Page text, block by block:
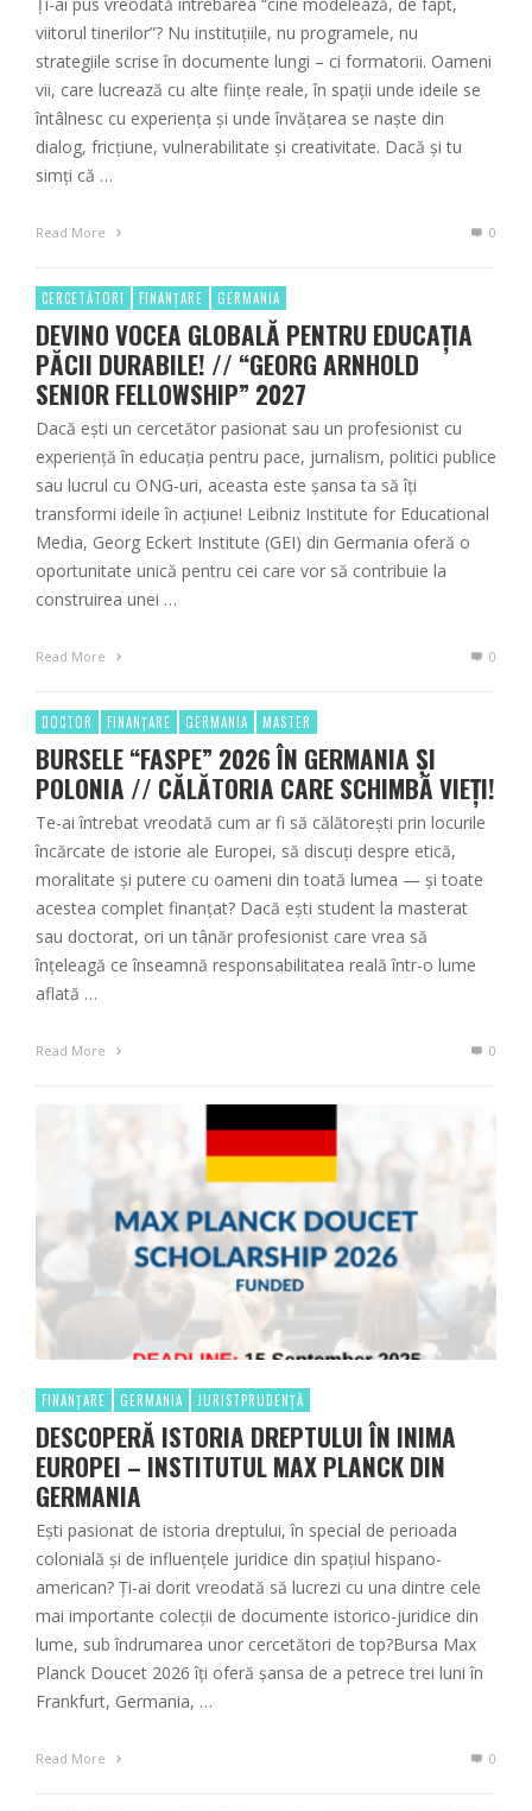
viitorul tinerilor”? Nu instituțiile, nu programele, nu
strategiile scrise în documente lungi – ci formatorii. Oameni
vii, care lucrează cu alte ființe reale, în spații unde ideile se
întâlnesc cu experiența și unde învățarea se naște din
dialog, fricțiune, vulnerabilitate și creativitate. Dacă și tu
simți că …
Read More 0
CERCETĂTORI FINANȚARE GERMANIA
DEVINO VOCEA GLOBALĂ PENTRU EDUCAȚIA
PĂCII DURABILE! // “GEORG ARNHOLD
SENIOR FELLOWSHIP” 2027
Dacă ești un cercetător pasionat sau un profesionist cu
experiență în educația pentru pace, jurnalism, politici publice
sau lucrul cu ONG-uri, aceasta este șansa ta să îți
transformi ideile în acțiune! Leibniz Institute for Educational
Media, Georg Eckert Institute (GEI) din Germania oferă o
oportunitate unică pentru cei care vor să contribuie la
construirea unei …
Read More 0
DOCTOR FINANȚARE GERMANIA MASTER
BURSELE “FASPE” 2026 ÎN GERMANIA ȘI
POLONIA // CĂLĂTORIA CARE SCHIMBĂ VIEȚI!
Te-ai întrebat vreodată cum ar fi să călătorești prin locurile
încărcate de istorie ale Europei, să discuți despre etică,
moralitate și putere cu oameni din toată lumea — și toate
acestea complet finanțat? Dacă ești student la masterat
sau doctorat, ori un tânăr profesionist care vrea să
înțeleagă ce înseamnă responsabilitatea reală într-o lume
aflată …
Read More 0
FINANȚARE GERMANIA JURISTPRUDENȚĂ
DESCOPERĂ ISTORIA DREPTULUI ÎN INIMA
EUROPEI – INSTITUTUL MAX PLANCK DIN
GERMANIA
Ești pasionat de istoria dreptului, în special de perioada
colonială și de influențele juridice din spațiul hispano-
american? Ți-ai dorit vreodată să lucrezi cu una dintre cele
mai importante colecții de documente istorico-juridice din
lume, sub îndrumarea unor cercetători de top?Bursa Max
Planck Doucet 2026 îți oferă șansa de a petrece trei luni în
Frankfurt, Germania, …
Read More 0